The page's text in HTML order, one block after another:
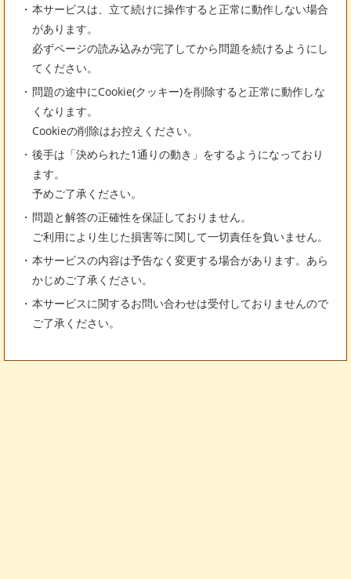
本サービスは、立て続けに操作すると正常に動作しない場合
があります。
必ずページの読み込みが完了してから問題を続けるようにし
てください。
問題の途中にCookie(クッキー)を削除すると正常に動作しな
くなります。
Cookieの削除はお控えください。
後手は「決められた1通りの動き」をするようになっており
ます。
予めご了承ください。
問題と解答の正確性を保証しておりません。
ご利用により生じた損害等に関して一切責任を負いません。
本サービスの内容は予告なく変更する場合があります。あら
かじめご了承ください。
本サービスに関するお問い合わせは受付しておりませんので
ご了承ください。